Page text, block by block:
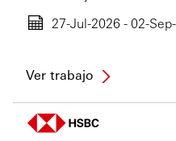
27-Jul-2026 - 02-
Ver trabajo